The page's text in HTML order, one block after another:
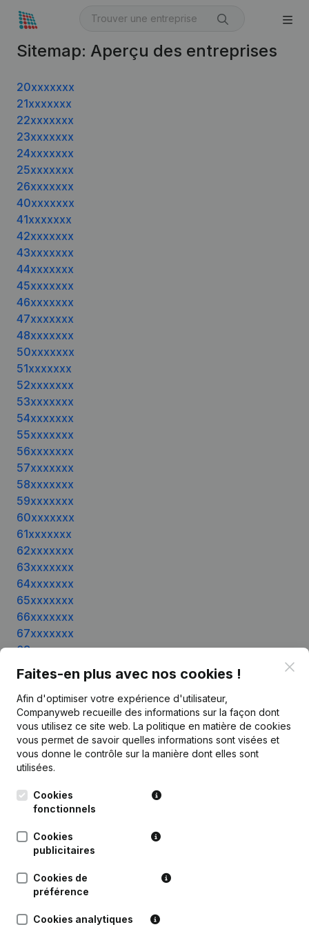
Sitemap: Aperçu des entreprises
20xxxxxxx
21xxxxxxx
22xxxxxxx
23xxxxxxx
24xxxxxxx
25xxxxxxx
26xxxxxxx
40xxxxxxx
41xxxxxxx
42xxxxxxx
43xxxxxxx
44xxxxxxx
45xxxxxxx
46xxxxxxx
47xxxxxxx
48xxxxxxx
50xxxxxxx
51xxxxxxx
52xxxxxxx
53xxxxxxx
54xxxxxxx
55xxxxxxx
56xxxxxxx
57xxxxxxx
58xxxxxxx
59xxxxxxx
60xxxxxxx
61xxxxxxx
62xxxxxxx
63xxxxxxx
64xxxxxxx
65xxxxxxx
66xxxxxxx
67xxxxxxx
68xxxxxxx
69xxxxxxx
70xxxxxxx
71xxxxxxx
72xxxxxxx
73xxxxxxx
74xxxxxxx
75xxxxxxx
77xxxxxxx
78xxxxxxx
79xxxxxxx
80xxxxxxx
82xxxxxxx
83xxxxxxx
84xxxxxxx
Faites-en plus avec nos cookies !
Afin d'optimiser votre expérience d'utilisateur,
Companyweb recueille des informations sur la façon dont
vous utilisez ce site web. La politique en matière de cookies
vous permet de savoir quelles informations sont visées et
vous donne le contrôle sur la manière dont elles sont
utilisées.
Cookies
fonctionnels
Cookies
publicitaires
Cookies de
préférence
Cookies analytiques